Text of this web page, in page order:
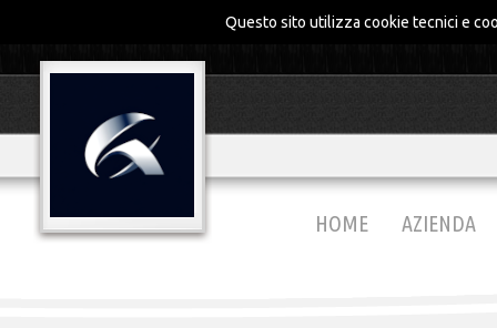
Questo sito utilizza cookie tecnici e
HOME AZIENDA